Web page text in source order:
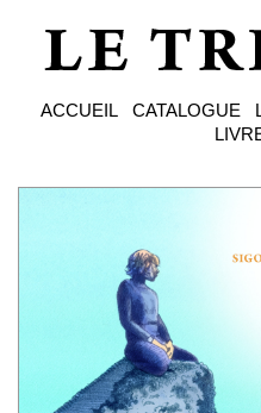
ACCUEIL CATALOGUE